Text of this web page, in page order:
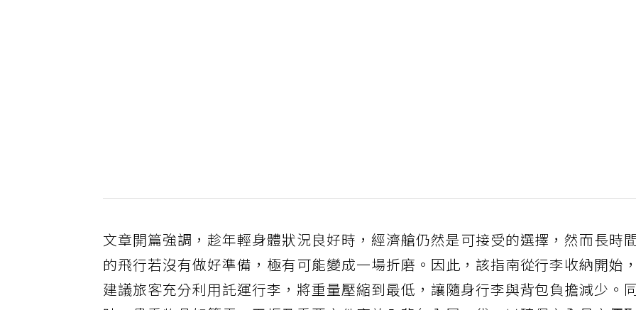
文章開篇強調，趁年輕身體狀況良好時，經濟艙仍然是可接受的選擇，然而長時
的飛行若沒有做好準備，極有可能變成一場折磨。因此，該指南從行李收納開始，
建議旅客充分利用託運行李，將重量壓縮到最低，讓隨身行李與背包負擔減少。